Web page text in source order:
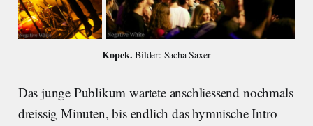
Kopek. Bilder: Sacha Saxer
Das junge Publikum wartete anschliessend nochmals
dreissig Minuten, bis endlich das hymnische Intro